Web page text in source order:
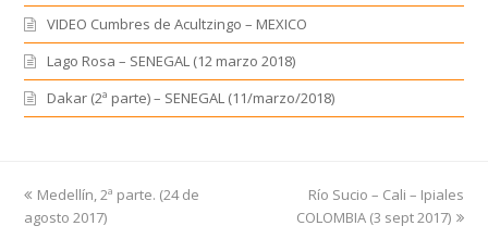
VIDEO Cumbres de Acultzingo – MEXICO
Lago Rosa – SENEGAL (12 marzo 2018)
Dakar (2ª parte) – SENEGAL (11/marzo/2018)
previous
post:
Medellín, 2ª parte. (24 de
agosto 2017)
next
post:
Río Sucio – Cali – Ipiales
COLOMBIA (3 sept 2017)